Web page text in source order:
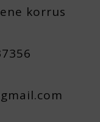
korrus